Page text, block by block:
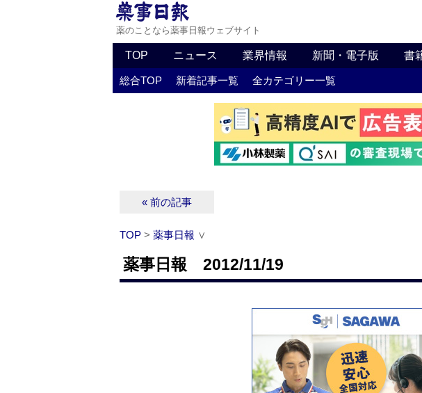
薬のことなら薬事日報ウェブサイト
TOP ニュース 業界情報 新聞・電子版 書
総合TOP 新着記事一覧 全カテゴリー一覧
« 前の記事
TOP > 薬事日報 ∨
薬事日報 2012/11/19